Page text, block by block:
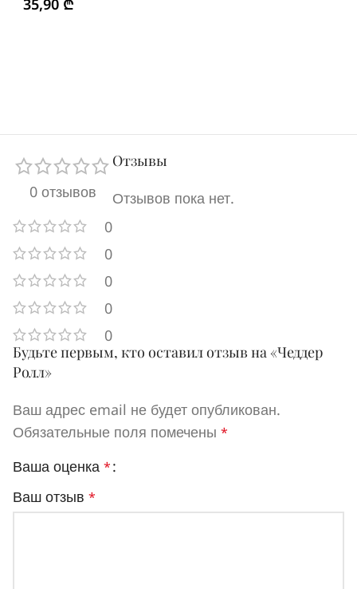
0 отзывов
0
0
0
0
0
Отзывы
Отзывов пока нет.
Будьте первым, кто оставил отзыв на «Чеддер
Ролл»
Ваш адрес email не будет опубликован.
Обязательные поля помечены *
Ваша оценка *
Ваш отзыв *